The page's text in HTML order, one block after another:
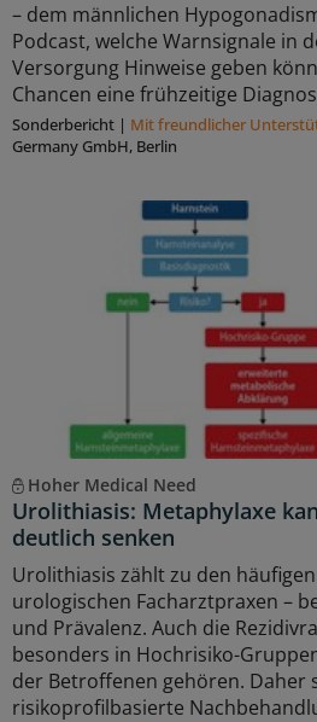
– dem männlichen
Podcast, welche Warnsignale in
Versorgung Hinweise geben
Chancen eine frühzeitige
Sonderbericht | Mit freundlicher
Germany GmbH, Berlin
Hoher Medical Need
Urolithiasis: Metaphylaxe
deutlich senken
Urolithiasis zählt zu den
urologischen Facharztpraxen –
und Prävalenz. Auch die
besonders in Hochrisiko-
der Betroffenen gehören. Daher
risikoprofilbasierte